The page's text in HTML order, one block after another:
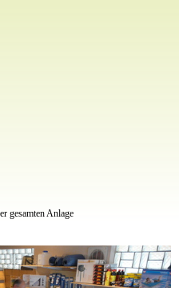
gesamten Anlage